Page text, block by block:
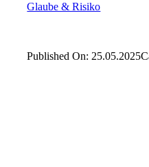
Glaube & Risiko
Published On: 25.05.2025